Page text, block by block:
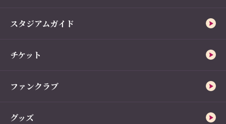
スタジアムガイド
チケット
ファンクラブ
グッズ